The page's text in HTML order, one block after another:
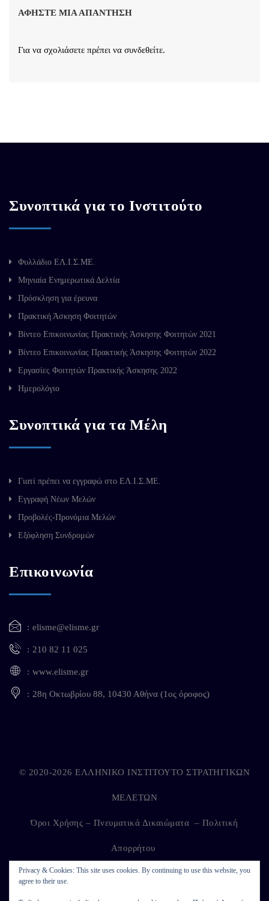
ΑΦΉΣΤΕ ΜΙΑ ΑΠΆΝΤΗΣΗ
Για να σχολιάσετε πρέπει να συνδεθείτε.
Συνοπτικά για το Ινστιτούτο
Φυλλάδιο ΕΛ.Ι.Σ.ΜΕ.
Μηνιαία Ενημερωτικά Δελτία
Πρόσκληση για έρευνα
Πρακτική Άσκηση Φοιτητών
Βίντεο Επικοινωνίας Πρακτικής Άσκησης Φοιτητών 2021
Βίντεο Επικοινωνίας Πρακτικής Άσκησης Φοιτητών 2022
Εργασίες Φοιτητών Πρακτικής Άσκησης 2022
Ημερολόγιο
Συνοπτικά για τα Μέλη
Γιατί πρέπει να εγγραφώ στο ΕΛ.Ι.Σ.ΜΕ.
Εγγραφή Νέων Μελών
Προβολές-Προνόμια Μελών
Εξόφληση Συνδρομών
Επικοινωνία
elisme@elisme.gr
210 82 11 025
www.elisme.gr
28η Οκτωβρίου 88, 10430 Αθήνα (1ος όροφος)
Privacy & Cookies: This site uses cookies. By continuing to use this website, you
agree to their use.
© 2020-2026 ΕΛΛΗΝΙΚΟ ΙΝΣΤΙΤΟΥΤΟ ΣΤΡΑΤΗΓΙΚΩΝ
ΜΕΛΕΤΩΝ
Όροι Χρήσης – Πνευματικά Δικαιώματα – Πολιτική
Απορρήτου
Developed by